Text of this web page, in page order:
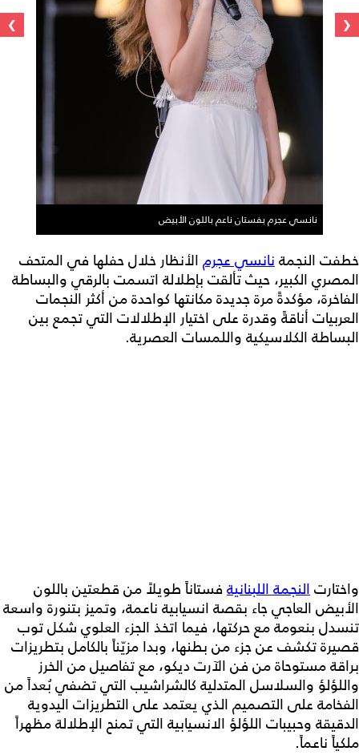
نانسي عجرم بفستان ناعم باللون الأبيض
‹
›
خطفت النجمةنانسي عجرم الأنظار خلال حفلها في المتحف
المصري الكبير، حيث تألقت بإطلالة اتسمت بالرقي والبساطة
الفاخرة، مؤكدةً مرة جديدة مكانتها كواحدة من أكثر النجمات
العربيات أناقةً وقدرة على اختيار الإطلالات التي تجمع بين
البساطة الكلاسيكية واللمسات العصرية.
واختارتالنجمة اللبنانيةفستاناً طويلاً من قطعتين باللون
الأبيض العاجي جاء بقصة انسيابية ناعمة، وتميز بتنورة واسعة
تنسدل بنعومة مع حركتها، فيما اتخذ الجزء العلوي شكل توب
قصيرة تكشف عن جزء من بطنها، وبدا مزيّناً بالكامل بتطريزات
براقة مستوحاة من فن الآرت ديكو، مع تفاصيل من الخرز
واللؤلؤ والسلاسل المتدلية كالشراشيب التي تضفي بُعداً من
الفخامة على التصميم الذي يعتمد على التطريزات اليدوية
الدقيقة وحبيبات اللؤلؤ الانسيابية التي تمنح الإطلالة مظهراً
ملكياً ناعماً.